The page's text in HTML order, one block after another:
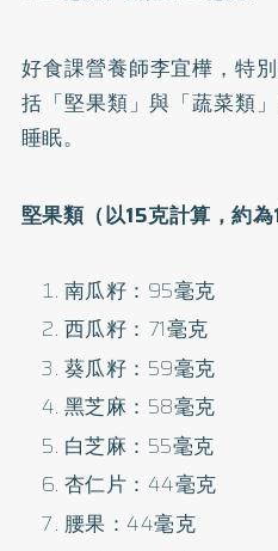
好食課營養師李宜樺，特
括「堅果類」與「蔬菜類
睡眠。
堅果類（以15克計算，約為
南瓜籽：95毫克
西瓜籽：71毫克
葵瓜籽：59毫克
黑芝麻：58毫克
白芝麻：55毫克
杏仁片：44毫克
腰果：44毫克